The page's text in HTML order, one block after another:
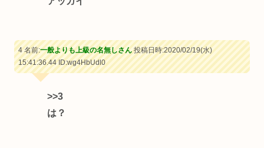
4 名前:一般よりも上級の名無しさん投稿日時:2020/02/19(水)
15:41:36.44ID:wg4HbUdl0
>>3
は？